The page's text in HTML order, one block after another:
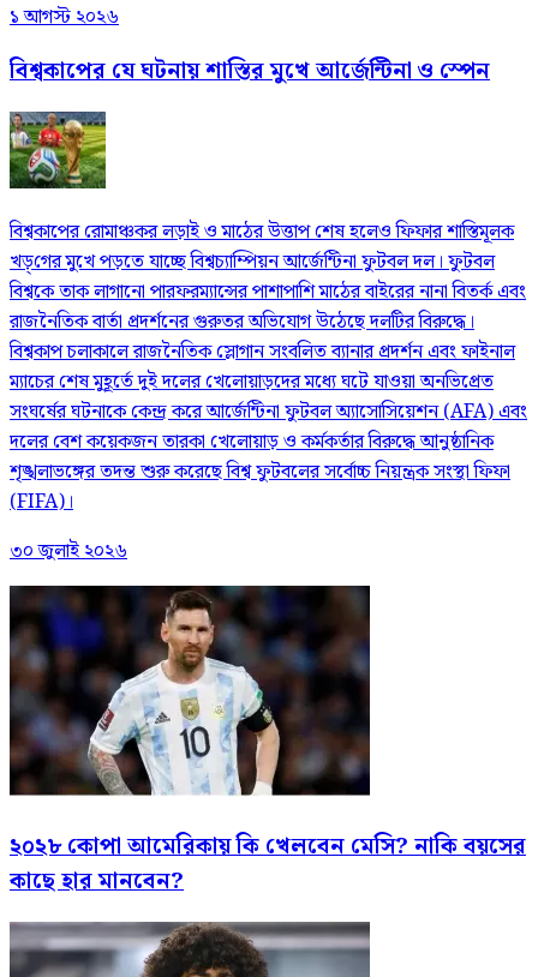
১ আগস্ট ২০২৬
বিশ্বকাপের যে ঘটনায় শাস্তির মুখে আর্জেন্টিনা ও স্পেন
বিশ্বকাপের রোমাঞ্চকর লড়াই ও মাঠের উত্তাপ শেষ হলেও ফিফার শাস্তিমূলক
খড়্‌গের মুখে পড়তে যাচ্ছে বিশ্বচ্যাম্পিয়ন আর্জেন্টিনা ফুটবল দল। ফুটবল
বিশ্বকে তাক লাগানো পারফরম্যান্সের পাশাপাশি মাঠের বাইরের নানা বিতর্ক এবং
রাজনৈতিক বার্তা প্রদর্শনের গুরুতর অভিযোগ উঠেছে দলটির বিরুদ্ধে।
বিশ্বকাপ চলাকালে রাজনৈতিক স্লোগান সংবলিত ব্যানার প্রদর্শন এবং ফাইনাল
ম্যাচের শেষ মুহূর্তে দুই দলের খেলোয়াড়দের মধ্যে ঘটে যাওয়া অনভিপ্রেত
সংঘর্ষের ঘটনাকে কেন্দ্র করে আর্জেন্টিনা ফুটবল অ্যাসোসিয়েশন (AFA) এবং
দলের বেশ কয়েকজন তারকা খেলোয়াড় ও কর্মকর্তার বিরুদ্ধে আনুষ্ঠানিক
শৃঙ্খলাভঙ্গের তদন্ত শুরু করেছে বিশ্ব ফুটবলের সর্বোচ্চ নিয়ন্ত্রক সংস্থা ফিফা
(FIFA)।
৩০ জুলাই ২০২৬
২০২৮ কোপা আমেরিকায় কি খেলবেন মেসি? নাকি বয়সের
কাছে হার মানবেন?